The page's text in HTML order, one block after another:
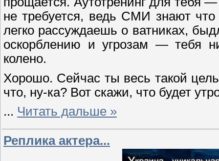
не требуется, ведь СМИ знают
легко рассуждаешь о ватниках,
оскорблению и угрозам — тебя
колено.
Хорошо. Сейчас ты весь такой
что, ну-ка? Вот скажи, что будет
... Читать дальше »
Реплика актера...